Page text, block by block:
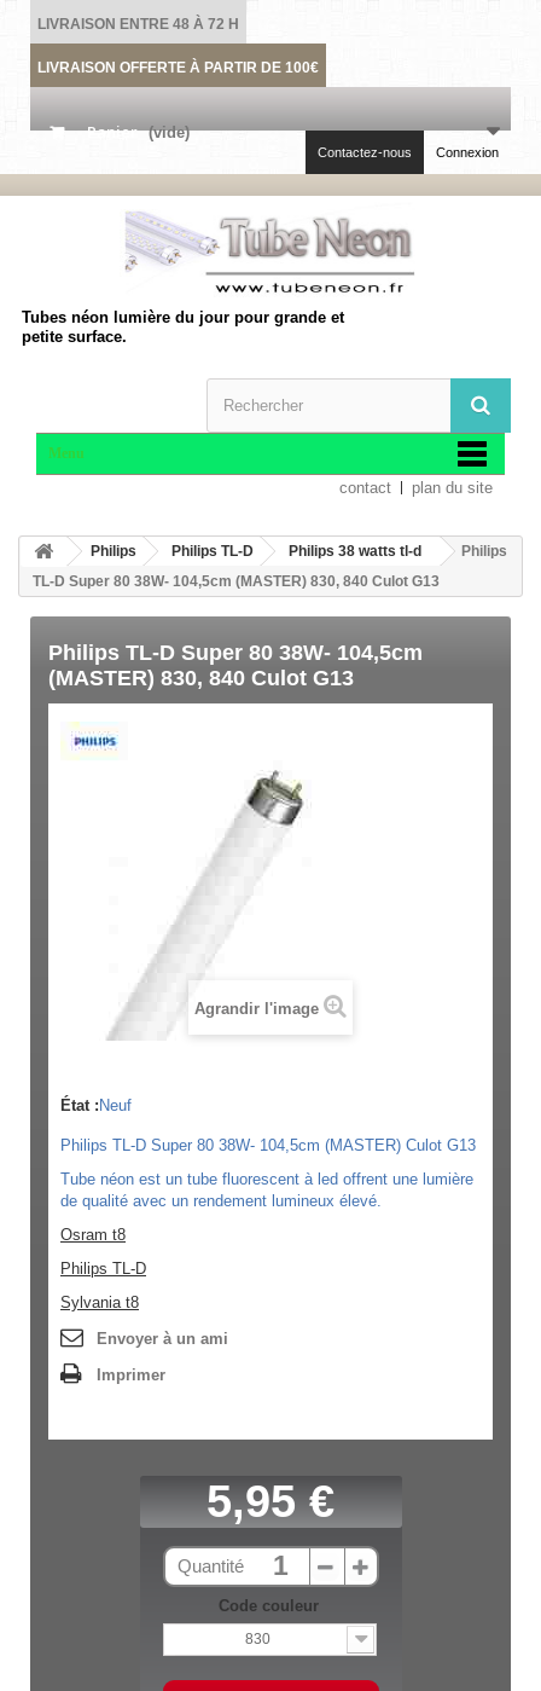
LIVRAISON ENTRE 48 À 72 H
LIVRAISON OFFERTE À PARTIR DE 100€
Panier (vide)
Connexion
Contactez-nous
Tubes néon lumière du jour pour grande et
petite surface.
Menu
contact plan du site
Philips Philips TL-D Philips 38 watts tl-d
Philips
TL-D Super 80 38W- 104,5cm (MASTER) 830, 840 Culot G13
Philips TL-D Super 80 38W- 104,5cm
(MASTER) 830, 840 Culot G13
Agrandir l'image
État : Neuf
Philips TL-D Super 80 38W- 104,5cm (MASTER) Culot G13
Tube néon est un tube fluorescent à led offrent une lumière
de qualité avec un rendement lumineux élevé.
Osram t8
Philips TL-D
Sylvania t8
Envoyer à un ami
Imprimer
5,95 €
Quantité
Code couleur
830